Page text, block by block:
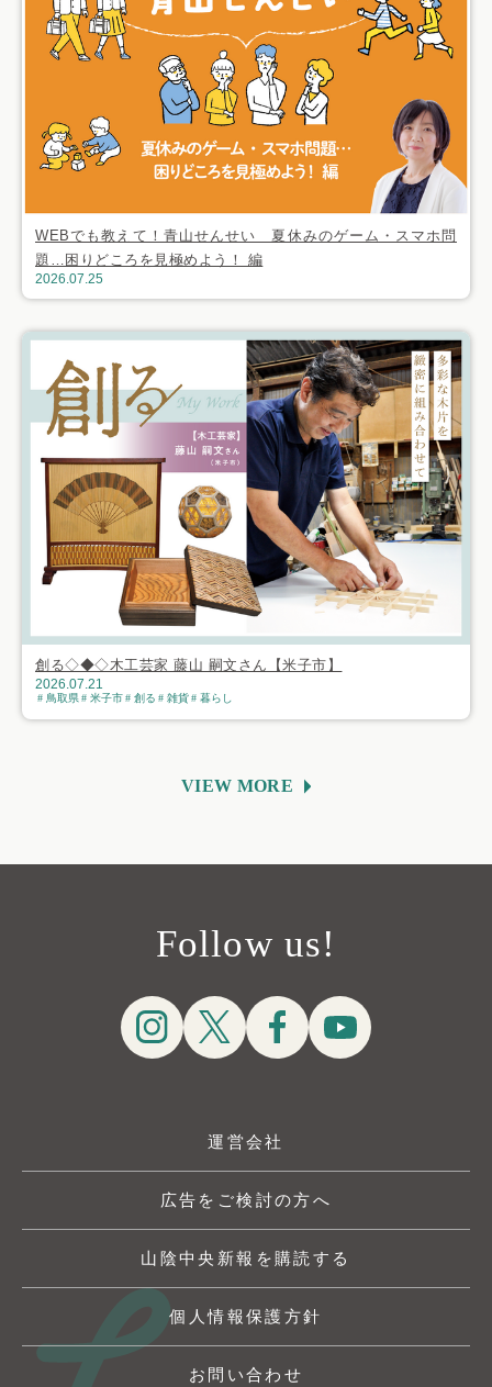
WEBでも教えて！青山せんせい 夏休みのゲーム・スマホ問
題…困りどころを見極めよう！ 編
2026.07.25
創る◇◆◇木工芸家 藤山 嗣文さん【米子市】
2026.07.21
鳥取県 米子市 創る 雑貨 暮らし
VIEW MORE
Follow us!
運営会社
広告をご検討の方へ
山陰中央新報を購読する
個人情報保護方針
お問い合わせ